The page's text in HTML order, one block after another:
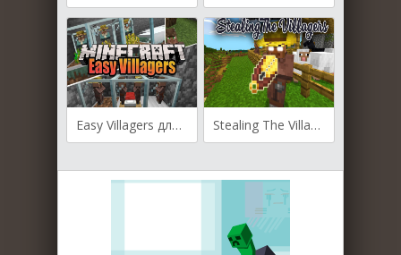
Easy Villagers для Майнкрафт [1.19.4, 1.19.3, 1.19.2] Stealing The Villagers для Майнкрафт [1.19.4, 1.19.3, 1.19.2]